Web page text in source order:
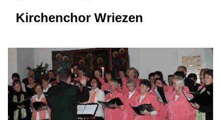
Kirchenchor Wriezen